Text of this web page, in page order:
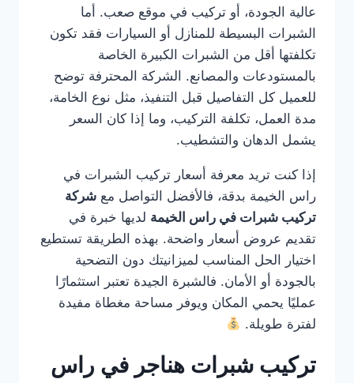
عالية الجودة، أو تركيب في موقع صعب. أما
الشبرات البسيطة للمنازل أو السيارات فقد تكون
تكلفتها أقل من الشبرات الكبيرة الخاصة
بالمستودعات والمصانع. الشركة المحترفة توضح
للعميل كل التفاصيل قبل التنفيذ، مثل نوع الخامة،
مدة العمل، تكلفة التركيب، وما إذا كان السعر
يشمل الدهان والتشطيب.
إذا كنت تريد معرفة أسعار تركيب الشبرات في
راس الخيمة بدقة، فالأفضل التواصل مع شركة
تركيب شبرات في راس الخيمة لديها خبرة في
تقديم عروض أسعار واضحة. بهذه الطريقة تستطيع
اختيار الحل المناسب لميزانيتك دون التضحية
بالجودة أو الأمان. فالشبرة الجيدة تعتبر استثمارًا
عمليًا يحمي المكان ويوفر مساحة مغطاة مفيدة
لفترة طويلة.
تركيب شبرات هناجر في راس